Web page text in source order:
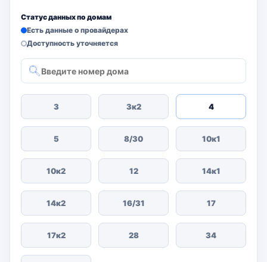
Статус данных по домам
Есть данные о провайдерах
Доступность уточняется
3 3к2 4
5 8/30 10к1
10к2 12 14к1
14к2 16/31 17
17к2 28 34